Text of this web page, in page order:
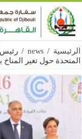
الرئيسية /
news
/ رئيس
المتحدة حول تغير